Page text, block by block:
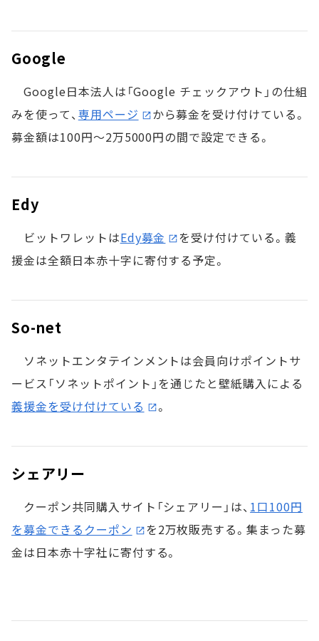
Google
Google日本法人は「Google チェックアウト」の仕組
みを使って、 専用ページ
から募金を受け付けている。
募金額は100円～2万5000円の間で設定できる。
Edy
ビットワレットはEdy募金
を受け付けている。義
援金は全額日本赤十字に寄付する予定。
So-net
ソネットエンタテインメントは会員向けポイントサ
ービス「ソネットポイント」を通じたと壁紙購入による
義援金を受け付けている
。
シェアリー
クーポン共同購入サイト「シェアリー」は、 1口100円
を募金できるクーポン
を2万枚販売する。集まった募
金は日本赤十字社に寄付する。